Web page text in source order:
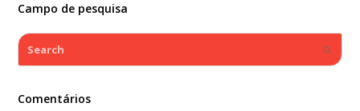
Campo de pesquisa
Search
Comentários